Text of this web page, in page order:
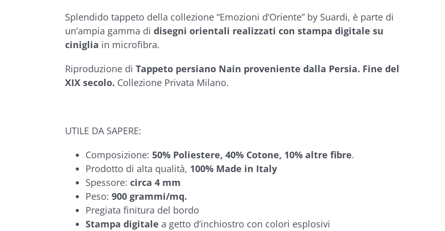
recensioni
Splendido tappeto della collezione “Emozioni d’Oriente” by Suardi, è parte di
un’ampia gamma di disegni orientali realizzati con stampa digitale su
ciniglia in microfibra.
Riproduzione di Tappeto persiano Nain proveniente dalla Persia. Fine del
XIX secolo. Collezione Privata Milano.
UTILE DA SAPERE:
Composizione: 50% Poliestere, 40% Cotone, 10% altre fibre.
Prodotto di alta qualità, 100% Made in Italy
Spessore: circa 4 mm
Peso: 900 grammi/mq.
Pregiata finitura del bordo
Stampa digitale a getto d’inchiostro con colori esplosivi